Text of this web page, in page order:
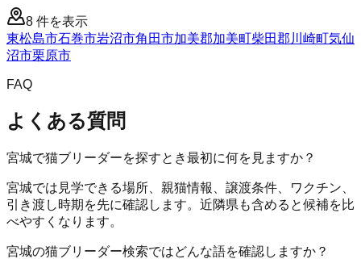
8 件を表示
東松島市石巻市岩沼市角田市加美郡加美町柴田郡川崎町気仙
沼市栗原市
FAQ
よくある質問
宮城で猫ブリーダーを探すとき最初に何を見ますか？
宮城では見学できる場所、親猫情報、譲渡条件、ワクチン、
引き渡し時期を先に確認します。近隣県も含めると候補を比
べやすくなります。
宮城の猫ブリーダー検索ではどんな語を確認しますか？